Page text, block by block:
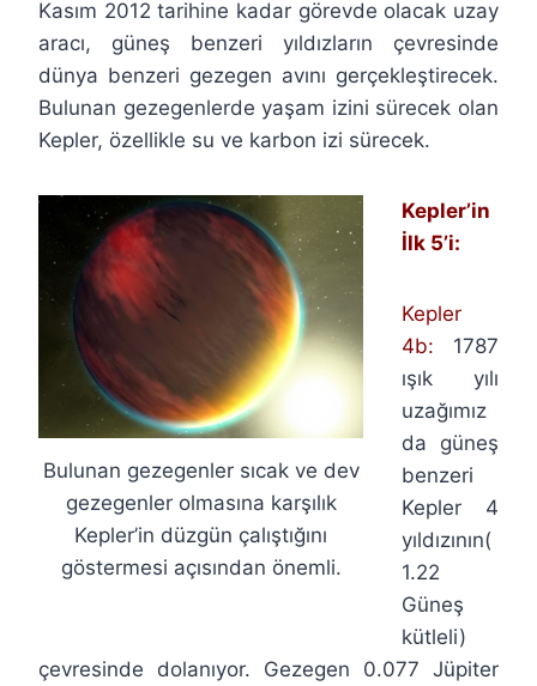
Kasım 2012 tarihine kadar görevde olacak uzay
aracı, güneş benzeri yıldızların çevresinde
dünya benzeri gezegen avını gerçekleştirecek.
Bulunan gezegenlerde yaşam izini sürecek olan
Kepler, özellikle su ve karbon izi sürecek.
Bulunan gezegenler sıcak ve dev
gezegenler olmasına karşılık
Kepler’in düzgün çalıştığını
göstermesi açısından önemli.
Kepler’in
İlk 5’i:
Kepler
4b: 1787
ışık yılı
uzağımız
da güneş
benzeri
Kepler 4
yıldızının(
1.22
Güneş
kütleli)
çevresinde dolanıyor. Gezegen 0.077 Jüpiter